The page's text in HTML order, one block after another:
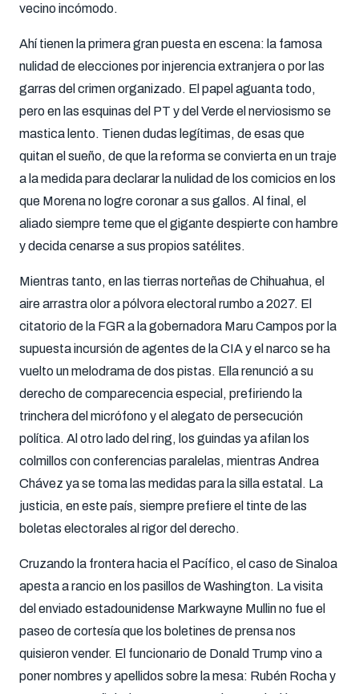
vecino incómodo.
Ahí tienen la primera gran puesta en escena: la famosa
nulidad de elecciones por injerencia extranjera o por las
garras del crimen organizado. El papel aguanta todo,
pero en las esquinas del PT y del Verde el nerviosismo se
mastica lento. Tienen dudas legítimas, de esas que
quitan el sueño, de que la reforma se convierta en un traje
a la medida para declarar la nulidad de los comicios en los
que Morena no logre coronar a sus gallos. Al final, el
aliado siempre teme que el gigante despierte con hambre
y decida cenarse a sus propios satélites.
Mientras tanto, en las tierras norteñas de Chihuahua, el
aire arrastra olor a pólvora electoral rumbo a 2027. El
citatorio de la FGR a la gobernadora Maru Campos por la
supuesta incursión de agentes de la CIA y el narco se ha
vuelto un melodrama de dos pistas. Ella renunció a su
derecho de comparecencia especial, prefiriendo la
trinchera del micrófono y el alegato de persecución
política. Al otro lado del ring, los guindas ya afilan los
colmillos con conferencias paralelas, mientras Andrea
Chávez ya se toma las medidas para la silla estatal . La
justicia, en este país, siempre prefiere el tinte de las
boletas electorales al rigor del derecho.
Cruzando la frontera hacia el Pacífico, el caso de Sinaloa
apesta a rancio en los pasillos de Washington. La visita
del enviado estadounidense Markwayne Mullin no fue el
paseo de cortesía que los boletines de prensa nos
quisieron vender. El funcionario de Donald Trump vino a
poner nombres y apellidos sobre la mesa: Rubén Rocha y